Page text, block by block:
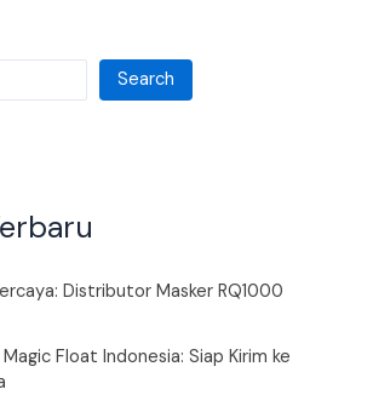
Search
Distributor Masker RQ1000
Float Indonesia: Siap Kirim ke